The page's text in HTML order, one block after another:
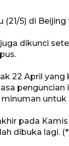
5) di
dikunci
22 April yang
untuk
pada
dibuka lagi.
gratis